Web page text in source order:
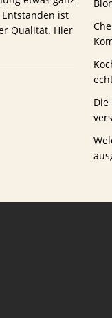
ist
Qualität. Hier